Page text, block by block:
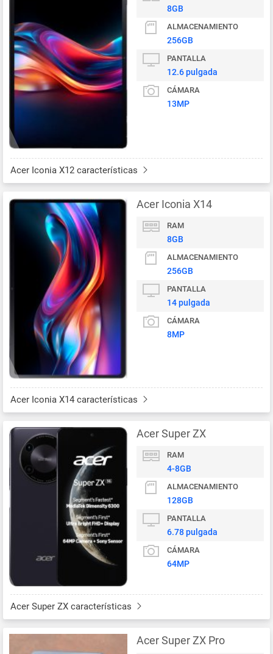
8GB
ALMACENAMIENTO
256GB
PANTALLA
12.6 pulgada
CÁMARA
13MP
Acer Iconia X12 características
Acer Iconia X14
RAM
8GB
ALMACENAMIENTO
256GB
PANTALLA
14 pulgada
CÁMARA
8MP
Acer Iconia X14 características
Acer Super ZX
RAM
4-8GB
ALMACENAMIENTO
128GB
PANTALLA
6.78 pulgada
CÁMARA
64MP
Acer Super ZX características
Acer Super ZX Pro